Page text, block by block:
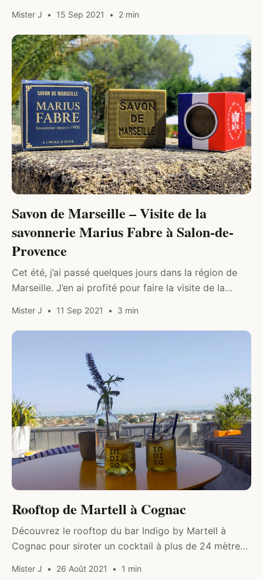
Mister J 15 Sep 2021 2 min
BIEN-ÊTRE
Savon de Marseille – Visite de la
savonnerie Marius Fabre à Salon-de-
Provence
Cet été, j’ai passé quelques jours dans la région de
Marseille. J’en ai profité pour faire la visite de la
Mister J 11 Sep 2021 3 min
Rooftop de Martell à Cognac
Découvrez le rooftop du bar Indigo by Martell à
Cognac pour siroter un cocktail à plus de 24 mètres
Mister J 26 Août 2021 1 min